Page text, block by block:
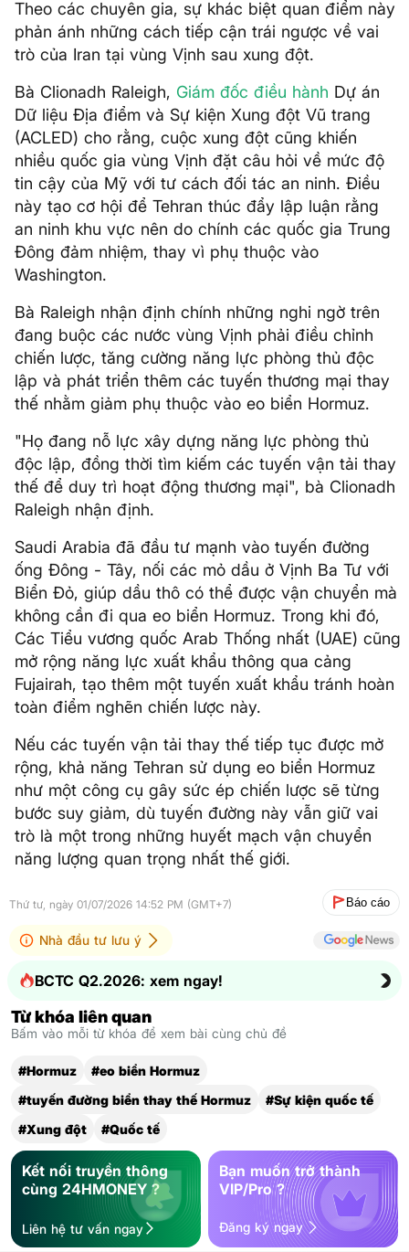
Theo các chuyên gia, sự khác biệt quan điểm này
phản ánh những cách tiếp cận trái ngược về vai
trò của Iran tại vùng Vịnh sau xung đột.
Bà Clionadh Raleigh, Giám đốc điều hành Dự án
Dữ liệu Địa điểm và Sự kiện Xung đột Vũ trang
(ACLED) cho rằng, cuộc xung đột cũng khiến
nhiều quốc gia vùng Vịnh đặt câu hỏi về mức độ
tin cậy của Mỹ với tư cách đối tác an ninh. Điều
này tạo cơ hội để Tehran thúc đẩy lập luận rằng
an ninh khu vực nên do chính các quốc gia Trung
Đông đảm nhiệm, thay vì phụ thuộc vào
Washington.
Bà Raleigh nhận định chính những nghi ngờ trên
đang buộc các nước vùng Vịnh phải điều chỉnh
chiến lược, tăng cường năng lực phòng thủ độc
lập và phát triển thêm các tuyến thương mại thay
thế nhằm giảm phụ thuộc vào eo biển Hormuz.
"Họ đang nỗ lực xây dựng năng lực phòng thủ
độc lập, đồng thời tìm kiếm các tuyến vận tải thay
thế để duy trì hoạt động thương mại", bà Clionadh
Raleigh nhận định.
Saudi Arabia đã đầu tư mạnh vào tuyến đường
ống Đông - Tây, nối các mỏ dầu ở Vịnh Ba Tư với
Biển Đỏ, giúp dầu thô có thể được vận chuyển mà
không cần đi qua eo biển Hormuz. Trong khi đó,
Các Tiểu vương quốc Arab Thống nhất (UAE) cũng
mở rộng năng lực xuất khẩu thông qua cảng
Fujairah, tạo thêm một tuyến xuất khẩu tránh hoàn
toàn điểm nghẽn chiến lược này.
Nếu các tuyến vận tải thay thế tiếp tục được mở
rộng, khả năng Tehran sử dụng eo biển Hormuz
như một công cụ gây sức ép chiến lược sẽ từng
bước suy giảm, dù tuyến đường này vẫn giữ vai
trò là một trong những huyết mạch vận chuyển
năng lượng quan trọng nhất thế giới.
Thứ tư, ngày 01/07/2026 14:52 PM (GMT+7) Báo cáo
Nhà đầu tư lưu ý
BCTC Q2.2026: xem ngay!
Từ khóa liên quan
Bấm vào mỗi từ khóa để xem bài cùng chủ đề
#Hormuz
#eo biển Hormuz
#tuyến đường biển thay thế Hormuz
#Sự kiện quốc tế
#Xung đột
#Quốc tế
Kết nối truyền thông
cùng 24HMONEY ?
Liên hệ tư vấn ngay
Bạn muốn trở thành
VIP/Pro ?
Đăng ký ngay